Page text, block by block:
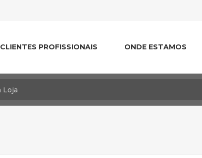
CLIENTES PROFISSIONAIS ONDE ESTAMOS